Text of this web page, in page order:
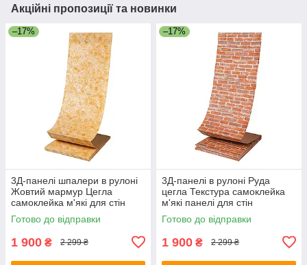
Акційні пропозиції та новинки
–17%
3Д-панелі шпалери в рулоні
Жовтий мармур Цегла
самоклейка м'які для стін
700мм*20м*3мм R062-3-20
SW-00001473
Готово до відправки
1 900 ₴ 2 299 ₴
–17%
3Д-панелі в рулоні Руда
цегла Текстура самоклейка
м'які панелі для стін
700мм*20м*3мм R044-3-20
SW-00001370
Готово до відправки
1 900 ₴ 2 299 ₴